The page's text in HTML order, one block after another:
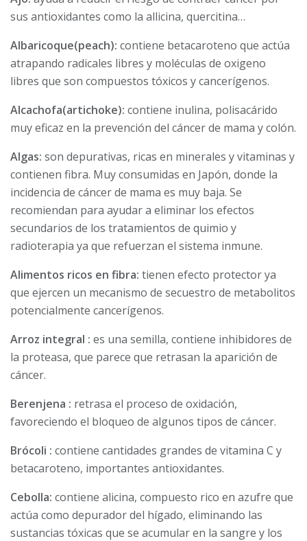
sus antioxidantes como la allicina, quercitina…
Albaricoque(peach): contiene betacaroteno que actúa
atrapando radicales libres y moléculas de oxigeno
libres que son compuestos tóxicos y cancerígenos.
Alcachofa(artichoke): contiene inulina, polisacárido
muy eficaz en la prevención del cáncer de mama y colón.
Algas: son depurativas, ricas en minerales y vitaminas y
contienen fibra. Muy consumidas en Japón, donde la
incidencia de cáncer de mama es muy baja. Se
recomiendan para ayudar a eliminar los efectos
secundarios de los tratamientos de quimio y
radioterapia ya que refuerzan el sistema inmune.
Alimentos ricos en fibra: tienen efecto protector ya
que ejercen un mecanismo de secuestro de metabolitos
potencialmente cancerígenos.
Arroz integral : es una semilla, contiene inhibidores de
la proteasa, que parece que retrasan la aparición de
cáncer.
Berenjena : retrasa el proceso de oxidación,
favoreciendo el bloqueo de algunos tipos de cáncer.
Brócoli : contiene cantidades grandes de vitamina C y
betacaroteno, importantes antioxidantes.
Cebolla: contiene alicina, compuesto rico en azufre que
actúa como depurador del hígado, eliminando las
sustancias tóxicas que se acumular en la sangre y los